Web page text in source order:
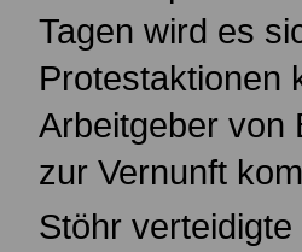
Tagen wird es
Protestaktionen
Arbeitgeber von
zur Vernunft
Stöhr